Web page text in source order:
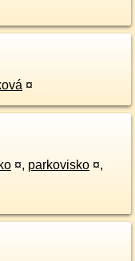
¤
¤, parkovisko ¤,